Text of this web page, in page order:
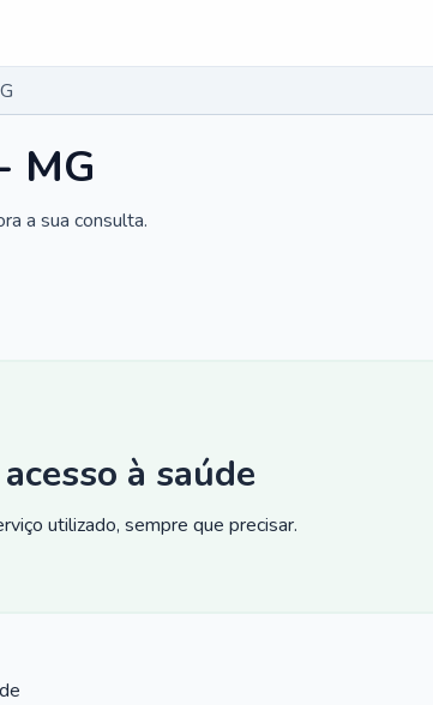
MG
a sua consulta.
à saúde
utilizado, sempre que precisar.